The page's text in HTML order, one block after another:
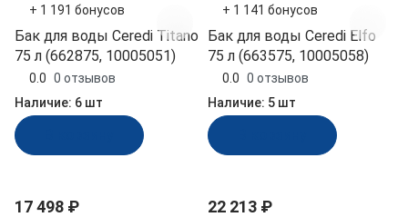
+ 1 191 бонусов
Бак для воды Ceredi Titano
75 л (662875, 10005051)
0.0 0 отзывов
Наличие: 6 шт
+ 1 141 бонусов
Бак для воды Ceredi Elfo
75 л (663575, 10005058)
0.0 0 отзывов
Наличие: 5 шт
17 498 ₽ 22 213 ₽